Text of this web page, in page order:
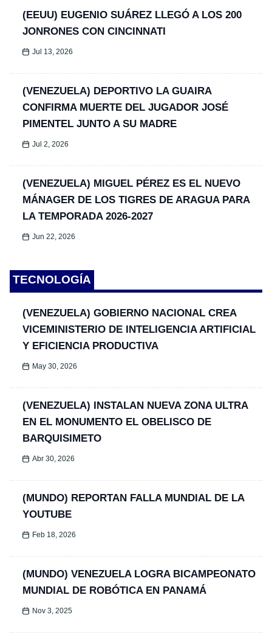
(EEUU) EUGENIO SUÁREZ LLEGÓ A LOS 200
JONRONES CON CINCINNATI
Jul 13, 2026
(VENEZUELA) DEPORTIVO LA GUAIRA
CONFIRMA MUERTE DEL JUGADOR JOSÉ
PIMENTEL JUNTO A SU MADRE
Jul 2, 2026
(VENEZUELA) MIGUEL PÉREZ ES EL NUEVO
MÁNAGER DE LOS TIGRES DE ARAGUA PARA
LA TEMPORADA 2026-2027
Jun 22, 2026
TECNOLOGÍA
(VENEZUELA) GOBIERNO NACIONAL CREA
VICEMINISTERIO DE INTELIGENCIA ARTIFICIAL
Y EFICIENCIA PRODUCTIVA
May 30, 2026
(VENEZUELA) INSTALAN NUEVA ZONA ULTRA
EN EL MONUMENTO EL OBELISCO DE
BARQUISIMETO
Abr 30, 2026
(MUNDO) REPORTAN FALLA MUNDIAL DE LA
YOUTUBE
Feb 18, 2026
(MUNDO) VENEZUELA LOGRA BICAMPEONATO
MUNDIAL DE ROBÓTICA EN PANAMÁ
Nov 3, 2025